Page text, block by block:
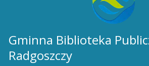
Gminna Biblioteka
Radgoszczy